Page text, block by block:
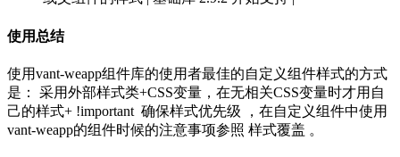
使用总结
使用vant-weapp组件库的使用者最佳的自定义组件样式的方式
是： 采用外部样式类+CSS变量，在无相关CSS变量时才用自
己的样式+ !important 确保样式优先级 ，在自定义组件中使用
vant-weapp的组件时候的注意事项参照 样式覆盖 。